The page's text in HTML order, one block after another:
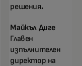
решения.
Майкъл Диге
Главен
изпълнителен
директор на